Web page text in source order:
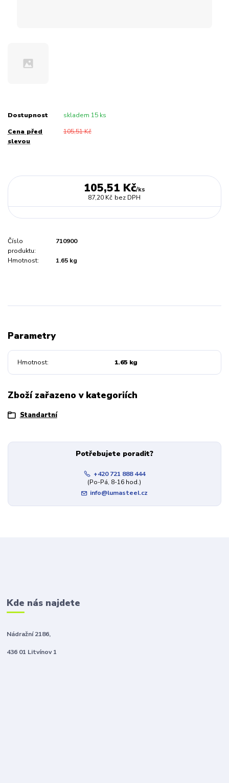
Dostupnost skladem 15 ks
Cena před
slevou
105,51 Kč
105,51 Kč/ks
87,20 Kč bez DPH
Číslo
produktu:
710900
Hmotnost: 1.65 kg
Parametry
Hmotnost 1.65 kg
Zboží zařazeno v kategoriích
Standartní
Potřebujete poradit?
+420 721 888 444
(Po-Pá, 8-16 hod.)
info@lumasteel.cz
Kde nás najdete
Nádražní 2186,
436 01 Litvínov 1